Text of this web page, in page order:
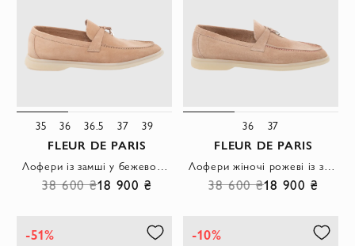
35 36 36.5 37 39
FLEUR DE PARIS
38 600 ₴18 900 ₴
36 37
FLEUR DE PARIS
38 600 ₴18 900 ₴
-51% -10%